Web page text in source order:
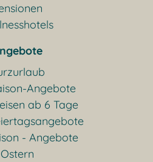
Angebote
ab 6 Tage
- Angebote
Ostern